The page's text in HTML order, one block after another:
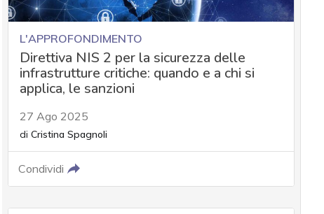
L'APPROFONDIMENTO
Direttiva NIS 2 per la sicurezza delle
infrastrutture critiche: quando e a chi si
applica, le sanzioni
27 Ago 2025
di Cristina Spagnoli
Condividi